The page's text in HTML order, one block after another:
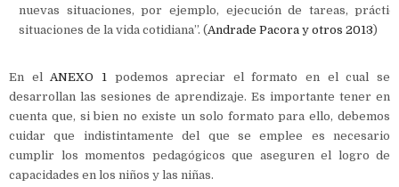
nuevas situaciones, por ejemplo, ejecución de tareas,
situaciones de la vida cotidiana”. (Andrade Pacora y otros 2013)
En el ANEXO 1 podemos apreciar el formato en el cual se
desarrollan las sesiones de aprendizaje. Es importante tener en
cuenta que, si bien no existe un solo formato para ello, debemos
cuidar que indistintamente del que se emplee es necesario
cumplir los momentos pedagógicos que aseguren el logro de
capacidades en los niños y las niñas.